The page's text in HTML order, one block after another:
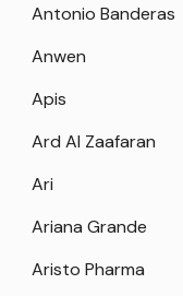
Antonio Banderas
Anwen
Apis
Ard Al Zaafaran
Ari
Ariana Grande
Aristo Pharma